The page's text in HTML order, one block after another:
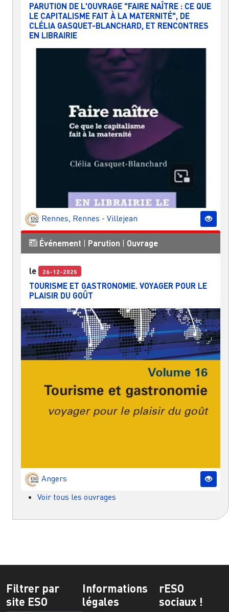
PARUTION DE L'OUVRAGE "FAIRE NAÎTRE : CE QUE
LE CAPITALISME FAIT À LA MATERNITÉ", DE
CLÉLIA GASQUET-BLANCHARD, ET RENCONTRES
EN LIBRAIRIE
Rennes Rennes - Villejean
Événement | Parution | Ouvrage
le 26-12-2025
TOURISME ET GASTRONOMIE. VOYAGER POUR LE
PLAISIR DU GOÛT
Angers
Voir tous les ouvrages
Filtrer par
site ESO
Informations
légales
rESO
sociaux !